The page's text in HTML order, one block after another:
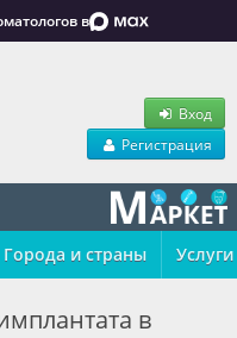
в
Вход
Регистрация
Города и страны Услуги
в